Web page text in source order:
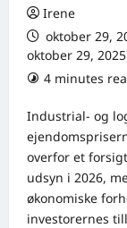
Irene
oktober 29,
oktober 29,
4 minutes
Industrial- og
overfor et
udsyn i 2026,
økonomiske
investorernes